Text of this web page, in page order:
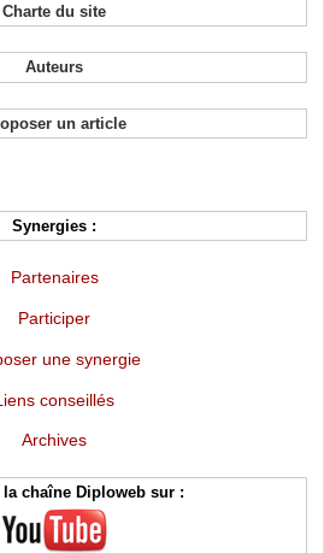
Charte du site
Auteurs
un article
Synergies :
Partenaires
Participer
une synergie
conseillés
Archives
la chaîne Diploweb sur :